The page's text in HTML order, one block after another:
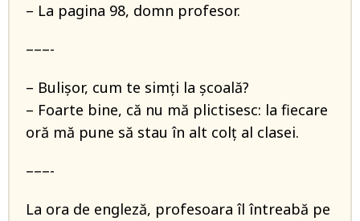
– La pagina 98, domn profesor.
–––-
– Bulişor, cum te simţi la şcoală?
– Foarte bine, că nu mă plictisesc: la fiecare
oră mă pune să stau în alt colţ al clasei.
–––-
La ora de engleză, profesoara îl întreabă pe